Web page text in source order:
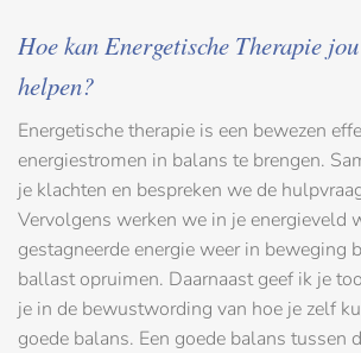
Hoe kan Energetische Therapie
helpen?
Energetische therapie is een bewezen
energiestromen in balans te brengen.
je klachten en bespreken we de
Vervolgens werken we in je energieveld
gestagneerde energie weer in beweging
ballast opruimen. Daarnaast geef ik je
je in de bewustwording van hoe je zelf
goede balans. Een goede balans tussen